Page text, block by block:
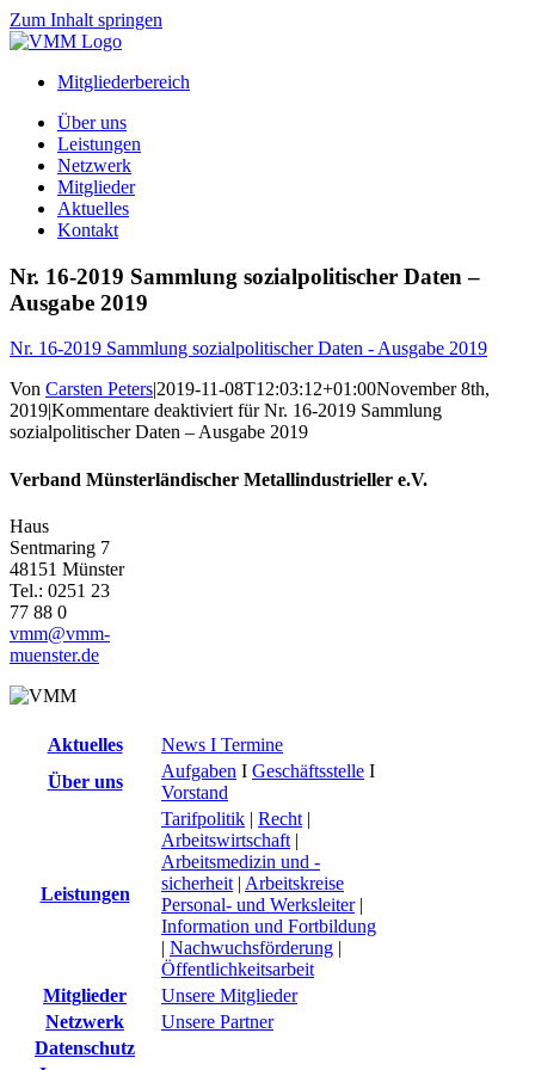
Zum Inhalt springen
Mitgliederbereich
Über uns
Leistungen
Netzwerk
Mitglieder
Aktuelles
Kontakt
Nr. 16-2019 Sammlung sozialpolitischer Daten –
Ausgabe 2019
Nr. 16-2019 Sammlung sozialpolitischer Daten - Ausgabe 2019
Von Carsten Peters|2019-11-08T12:03:12+01:00November 8th,
2019|Kommentare deaktiviertfür Nr. 16-2019 Sammlung
sozialpolitischer Daten – Ausgabe 2019
Verband Münsterländischer Metallindustrieller e.V.
Haus
Sentmaring 7
48151 Münster
Tel.: 0251 23
77 88 0
vmm@vmm-
muenster.de
Aktuelles
News I Termine
Über uns
Aufgaben I Geschäftsstelle I
Vorstand
Leistungen
Tarifpolitik | Recht |
Arbeitswirtschaft |
Arbeitsmedizin und -
sicherheit | Arbeitskreise
Personal- und Werksleiter|
Information und Fortbildung
| Nachwuchsförderung |
Öffentlichkeitsarbeit
Mitglieder
Unsere Mitglieder
Netzwerk
Unsere Partner
Datenschutz